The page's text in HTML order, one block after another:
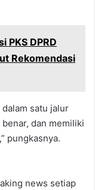
PKS DPRD
Rekomendasi
satu jalur
dan memiliki
pungkasnya.
news setiap